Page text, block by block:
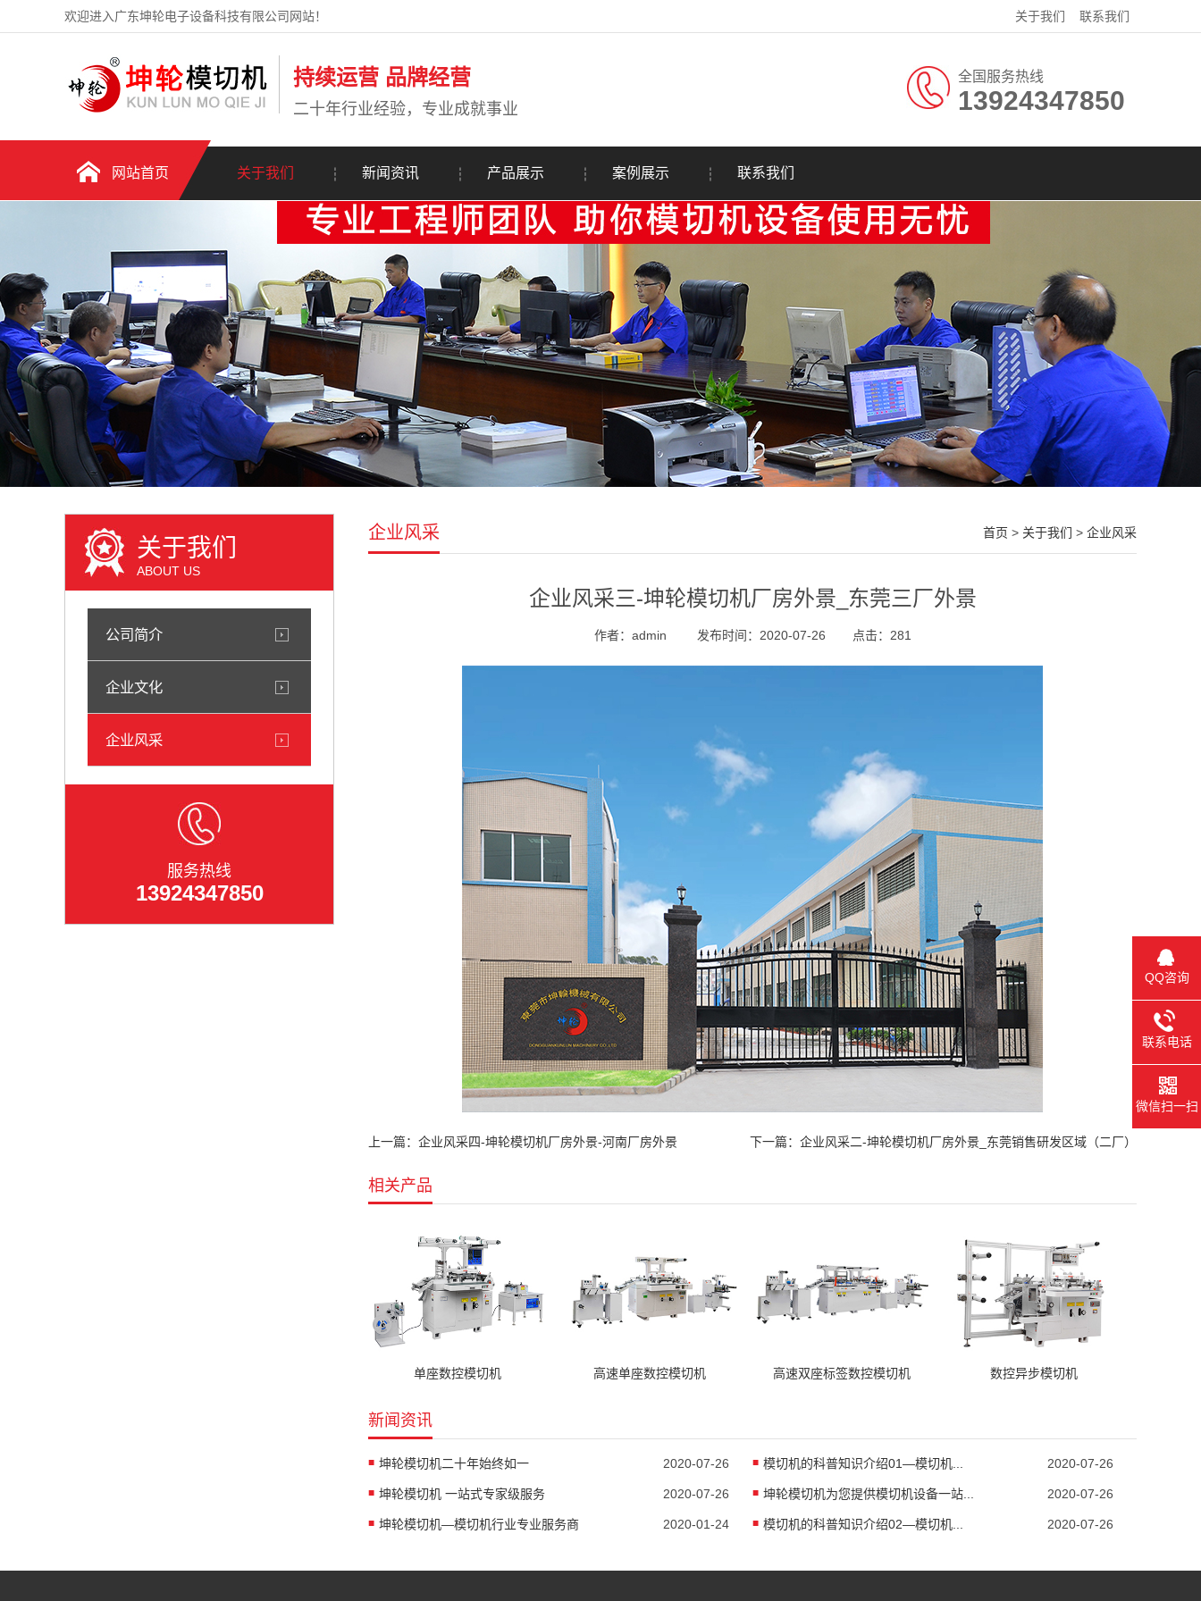
欢迎进入广东坤轮电子设备科技有限公司网站！ 关于我们 联系我们
持续运营 品牌经营
二十年行业经验，专业成就事业
全国服务热线
13924347850
网站首页 关于我们 新闻资讯 产品展示 案例展示 联系我们
关于我们
ABOUT US
公司简介
企业文化
企业风采
服务热线
13924347850
企业风采 首页 > 关于我们 > 企业风采
企业风采三-坤轮模切机厂房外景_东莞三厂外景
作者：admin 发布时间：2020-07-26 点击： 281
上一篇：企业风采四-坤轮模切机厂房外景-河南厂房外景 下一篇：企业风采二-坤轮模切机厂房外景_东莞销售研发区域（二厂）
相关产品
单座数控模切机 高速单座数控模切机 高速双座标签数控模切机 数控异步模切机
新闻资讯
坤轮模切机二十年始终如一 2020-07-26 模切机的科普知识介绍01—模切机... 2020-07-26
坤轮模切机 一站式专家级服务 2020-07-26 坤轮模切机为您提供模切机设备一站... 2020-07-26
坤轮模切机—模切机行业专业服务商 2020-01-24 模切机的科普知识介绍02—模切机... 2020-07-26
QQ咨询
联系电话
微信扫一扫